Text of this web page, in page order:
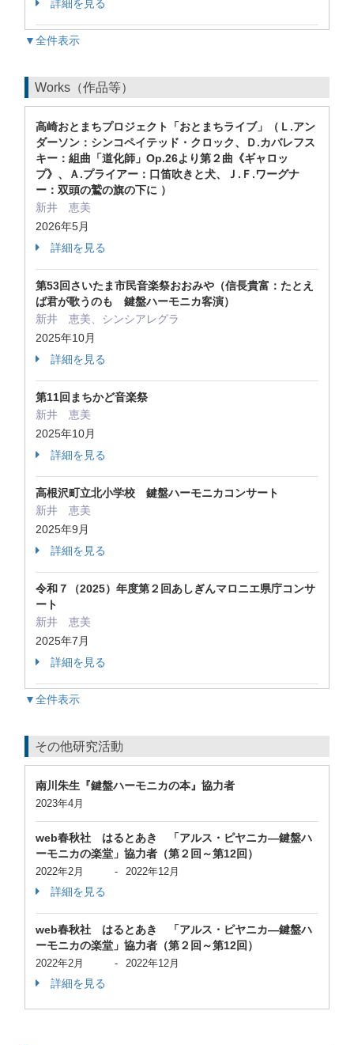
詳細を見る
▼全件表示
Works（作品等）
高崎おとまちプロジェクト「おとまちライブ」（Ｌ.アン
ダーソン：シンコペイテッド・クロック、Ｄ.カバレフス
キー：組曲「道化師」Op.26より第２曲《ギャロッ
プ》、Ａ.プライアー：口笛吹きと犬、Ｊ.Ｆ.ワーグナ
ー：双頭の鷲の旗の下に ）
新井 恵美
2026年5月
詳細を見る
第53回さいたま市民音楽祭おおみや（信長貴富：たとえ
ば君が歌うのも 鍵盤ハーモニカ客演）
新井 恵美、シンシアレグラ
2025年10月
詳細を見る
第11回まちかど音楽祭
新井 恵美
2025年10月
詳細を見る
高根沢町立北小学校 鍵盤ハーモニカコンサート
新井 恵美
2025年9月
詳細を見る
令和７（2025）年度第２回あしぎんマロニエ県庁コンサ
ート
新井 恵美
2025年7月
詳細を見る
▼全件表示
その他研究活動
南川朱生『鍵盤ハーモニカの本』協力者
2023年4月
web春秋社 はるとあき 「アルス・ピヤニカ―鍵盤ハ
ーモニカの楽堂」協力者（第２回～第12回）
2022年2月 - 2022年12月
詳細を見る
web春秋社 はるとあき 「アルス・ピヤニカ―鍵盤ハ
ーモニカの楽堂」協力者（第２回～第12回）
2022年2月 - 2022年12月
詳細を見る